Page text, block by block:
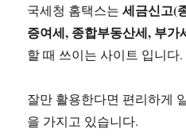
국세청 홈택스는세금신고(
증여세, 종합부동산세, 부가
할 때 쓰이는 사이트 입니다.
잘만 활용한다면 편리하게
을 가지고 있습니다.